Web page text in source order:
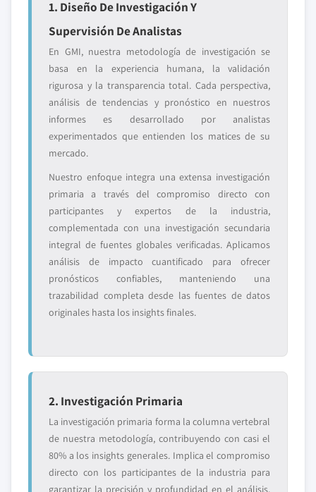
1. Diseño De Investigación Y
Supervisión De Analistas
En GMI, nuestra metodología de investigación se
basa en la experiencia humana, la validación
rigurosa y la transparencia total. Cada perspectiva,
análisis de tendencias y pronóstico en nuestros
informes es desarrollado por analistas
experimentados que entienden los matices de su
mercado.
Nuestro enfoque integra una extensa investigación
primaria a través del compromiso directo con
participantes y expertos de la industria,
complementada con una investigación secundaria
integral de fuentes globales verificadas. Aplicamos
análisis de impacto cuantificado para ofrecer
pronósticos confiables, manteniendo una
trazabilidad completa desde las fuentes de datos
originales hasta los insights finales.
2. Investigación Primaria
La investigación primaria forma la columna vertebral
de nuestra metodología, contribuyendo con casi el
80% a los insights generales. Implica el compromiso
directo con los participantes de la industria para
garantizar la precisión y profundidad en el análisis.